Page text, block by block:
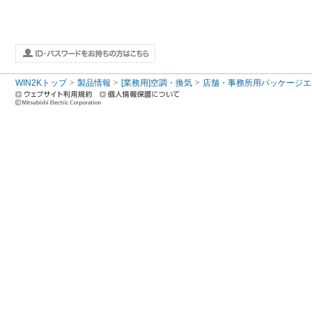
WIN2Kトップ 製品情報 [業務用]空調・換気 店舗・事務所用パッケージ